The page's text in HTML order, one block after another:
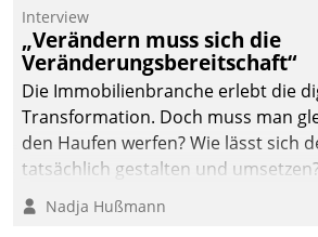
Die monatlichen
Mitteilungen zum
Heizungs- und
Wasserverbrauch gehen
automatisiert, vollständig
und auf Wunsch über
mehrere zuvor
Kommunikationswege bei
Interview
„Verändern muss sich die
Veränderungsbereitschaft“
Die Immobilienbranche erlebt die
Transformation. Doch muss man
den Haufen werfen? Wie lässt sich
tatsächlich gestalten und
Argumente zählen wirklich?
Nadja Hußmann